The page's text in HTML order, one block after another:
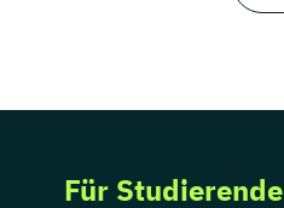
Für Studierende